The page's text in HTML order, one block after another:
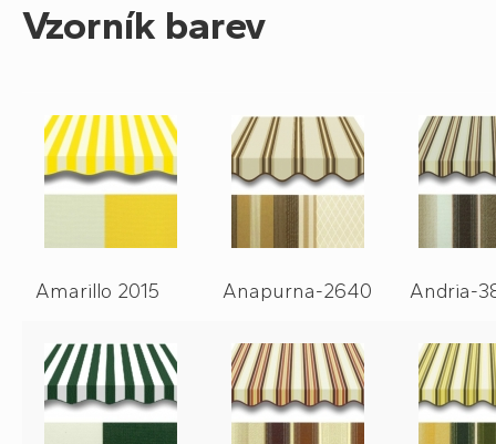
Vzorník barev
Amarillo 2015 Anapurna-2640 Andria-